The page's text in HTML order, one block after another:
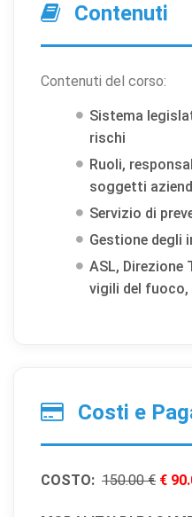
Contenuti
Contenuti del corso:
Sistema
rischi
Ruoli,
soggetti
Servizio di
Gestione degli
ASL, Direzione
vigili del
Costi e
COSTO: 150.00 € €
Preferenze cookie
Cookie necessari
Indispensabili al
sicurezza, preferenze